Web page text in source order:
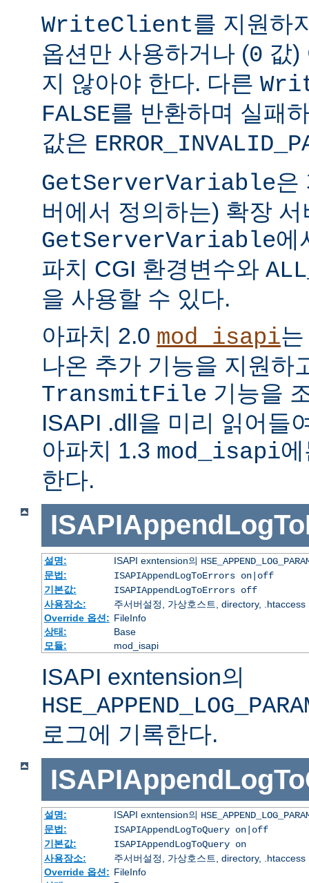
WriteClient를 지원하
옵션만 사용하거나 (0 값)
지 않아야 한다. 다른
FALSE를 반환하며 실패
값은
GetServerVariable은
버에서 정의하는) 확장
GetServerVariable에
파치 CGI 환경변수와
을 사용할 수 있다.
아파치 2.0 mod_isapi
나온 추가 기능을 지원하
TransmitFile 기능을
ISAPI .dll을 미리 읽어들
아파치 1.3 mod_isapi
한다.
설명: ISAPI exntension의
문법:
ISAPIAppendLogToErrors on|off
기본값:
ISAPIAppendLogToErrors off
사용장소:
주서버설정, 가상호스트, directory, .htaccess
Override 옵션: FileInfo
상태:
Base
모듈:
mod_isapi
ISAPI exntension의
로그에 기록한다.
설명: ISAPI exntension의
문법:
ISAPIAppendLogToQuery on|off
기본값:
ISAPIAppendLogToQuery on
사용장소:
주서버설정, 가상호스트, directory, .htaccess
Override 옵션: FileInfo